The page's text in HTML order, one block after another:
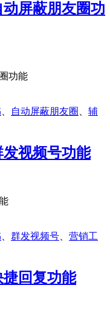
屏蔽朋友圈功
功能
自动屏蔽朋友圈
辅
视频号功能
群发视频号
营销工
回复功能